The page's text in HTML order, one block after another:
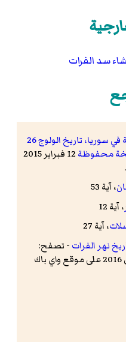
موقع وزارة الموارد المائية في سوريا، تاريخ الولوج 26
محفوظة
12 فبراير 2015
،آية
،آية
،آية
نهر الفرات - تصفح:
14 مارس 2016 على موقع واي باك